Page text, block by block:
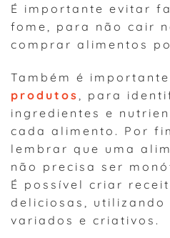
É importante evitar
fome, para não cair
comprar alimentos
Também é importante
produtos
, para
ingredientes e
cada alimento. Por
lembrar que uma
não precisa ser
É possível criar
deliciosas, utilizando
variados e criativos.